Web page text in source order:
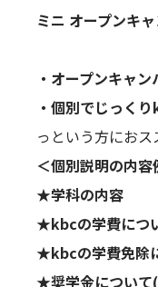
ミニ オープンキ
・オープンキャ
・個別でじっく
っという方におス
＜個別説明の内容
★学科の内容
★kbcの学費につ
★kbcの学費免除
★奨学金について